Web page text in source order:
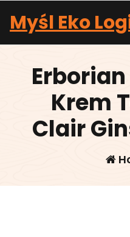
content
Myśl Eko
Krem
Clair